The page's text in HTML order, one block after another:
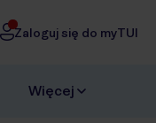
Zaloguj się do myTUI
Więcej